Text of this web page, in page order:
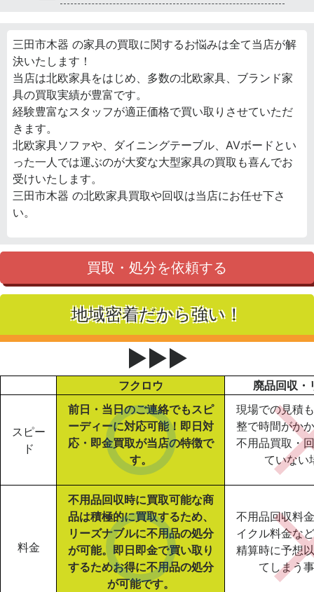
三田市木器 の家具の買取に関するお悩みは全て当店が解
決いたします！
当店は北欧家具をはじめ、多数の北欧家具、ブランド家
具の買取実績が豊富です。
経験豊富なスタッフが適正価格で買い取りさせていただ
きます。
北欧家具ソファや、ダイニングテーブル、AVボードとい
った一人では運ぶのが大変な大型家具の買取も喜んでお
受けいたします。
三田市木器 の北欧家具買取や回収は当店にお任せ下さ
い。
買取・処分を依頼する
地域密着だから強い！
▶▶▶
フクロウ 廃品回収・
スピー
ド
前日・当日のご連絡でもスピ
ーディーに対応可能！即日対
応・即金買取が当店の特徴で
す。
現場での見積
整で時間がか
不用品買取・
ていない
料金
不用品回収時に買取可能な商
品は積極的に買取するため、
リーズナブルに不用品の処分
が可能。即日即金で買い取り
するためお得に不用品の処分
が可能です。
不用品回収料
イクル料金な
精算時に予想
てしまう